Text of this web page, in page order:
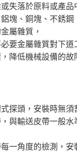
失落於原料或產品
塊、銅塊、不銹鋼
屬雜質，
要金屬雜質對下道
降低機械設備的故
探頭，安裝時無須
與輸送皮帶一般水
一角度的檢測，安